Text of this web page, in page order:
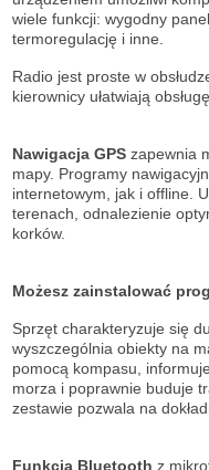
wiele funkcji: wygodny
termoregulację i inne.
Radio jest proste w
kierownicy ułatwiają
Nawigacja GPS zapewnia
mapy. Programy
internetowym, jak i offline.
terenach, odnalezienie
korków.
Możesz zainstalować
Sprzęt charakteryzuje się
wyszczególnia obiekty na
pomocą kompasu,
morza i poprawnie buduje
zestawie pozwala na
Funkcja Bluetooth z